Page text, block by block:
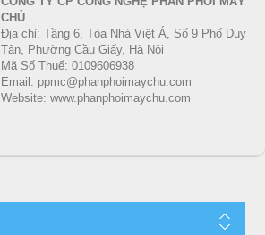
iDRAC RESTful
API with Redfish
IPMI
RACADM CLI
System Update
strain relief bar
(SRB) for 4-post
racks.
in/Slide-in) rails
for 4-post racks.
static rails for 4-
post and 2-post
CHỦ
Địa chỉ: Tầng 6, Tòa Nhà Việt Á, Số 9 Phố Duy
Tân, Phường Cầu Giấy, Hà Nội
Mã Số Thuế: 0109606938
Email: ppmc@phanphoimaychu.com
Website: www.phanphoimaychu.com